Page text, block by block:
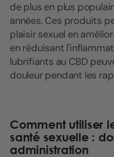
de plus en plus
années. Ces produits
plaisir sexuel en
en réduisant
lubrifiants au CBD
douleur pendant les
Comment utiliser
santé sexuelle :
administration